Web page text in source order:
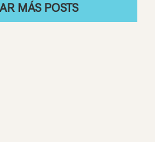
MÁS POSTS